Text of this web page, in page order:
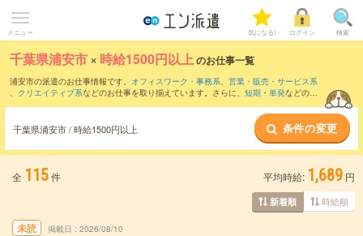
メニュー 気になる! ログイン 検索
千葉県浦安市 × 時給1500円以上のお仕事一覧
浦安市の派遣のお仕事情報です。 オフィスワーク・事務系、 営業・販売・サービス系
、 クリエイティブ系などのお仕事を取り揃えています。さらに、 短期 ・ 単発などの期
千葉県浦安市 / 時給1500円以上 条件の変更
全 115件 平均時給: 1,689 円
新着順 時給順
未読 掲載日 2026/08/10